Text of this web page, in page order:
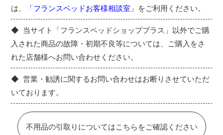
は、
「フランスベッドお客様相談室」 をご利用ください。
当サイト「フランスベッドショッププラス」以外でご購
入された商品の故障・初期不良等については、ご購入をさ
れた店舗様へお問い合わせください。
営業・勧誘に関するお問い合わせはお断りさせていただ
いております。
不用品の引取りについてはこちらをご確認ください